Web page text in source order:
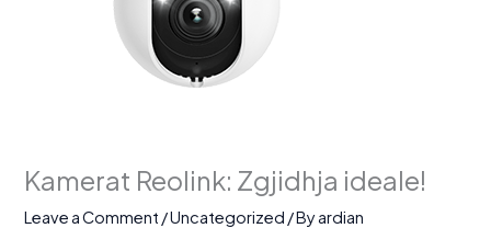
Kamerat Reolink: Zgjidhja ideale!
Leave a Comment /Uncategorized / Byardian